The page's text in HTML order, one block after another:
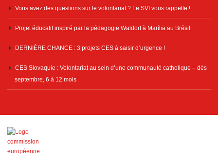
Vous avez des questions sur le volontariat ? Le SVI vous rappelle !
Projet éducatif inspiré par la pédagogie Waldorf à Marília au Brésil
DERNIÈRE CHANCE : 3 projets CES à saisir d’urgence !
CES Slovaquie : Volontariat au sein d’une communauté catholique – dès
septembre, 6 à 12 mois